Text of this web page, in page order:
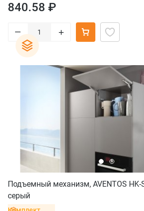
840.58 ₽
– +
Подъемный механизм, AVENTOS HK-
серый